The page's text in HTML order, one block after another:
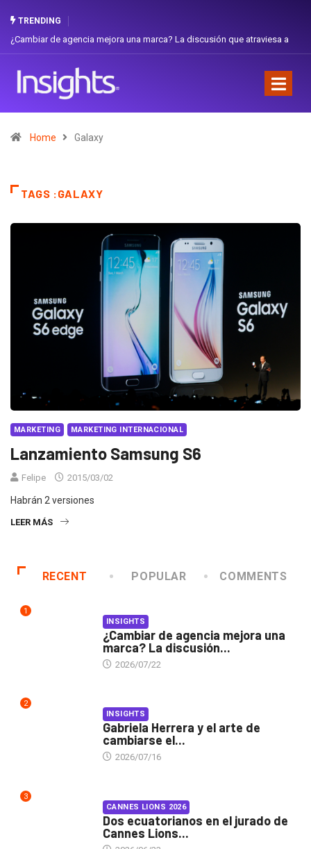
TRENDING
¿Cambiar de agencia mejora una marca? La discusión que atraviesa a
Home Galaxy
TAGS :GALAXY
MARKETING MARKETING INTERNACIONAL
Lanzamiento Samsung S6
Felipe 2015/03/02
Habrán 2 versiones
LEER MÁS
RECENT POPULAR COMMENTS
1
INSIGHTS
¿Cambiar de agencia mejora una
marca? La discusión...
2026/07/22
2
INSIGHTS
Gabriela Herrera y el arte de
cambiarse el...
2026/07/16
3
CANNES LIONS 2026
Dos ecuatorianos en el jurado de
Cannes Lions...